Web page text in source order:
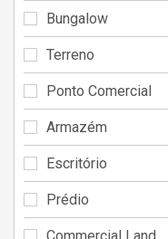
Bungalow
Terreno
Ponto Comercial
Armazém
Escritório
Prédio
Commercial Land